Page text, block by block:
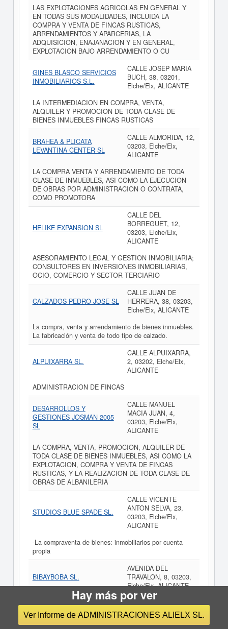
LAS EXPLOTACIONES AGRICOLAS EN GENERAL Y
EN TODAS SUS MODALIDADES, INCLUIDA LA
COMPRA Y VENTA DE FINCAS RUSTICAS,
ARRENDAMIENTOS Y APARCERIAS, LA
ADQUISICION, ENAJANACION Y EN GENERAL,
EXPLOTACION BAJO ARRENDAMIENTO O CU
GINES BLASCO SERVICIOS
INMOBILIARIOS S.L.
CALLE JOSEP MARIA
BUCH, 38, 03201,
Elche/Elx, ALICANTE
LA INTERMEDIACION EN COMPRA, VENTA,
ALQUILER Y PROMOCION DE TODA CLASE DE
BIENES INMUEBLES FINCAS RUSTICAS
BRAHEA & PLICATA
LEVANTINA CENTER SL
CALLE ALMORIDA, 12,
03203, Elche/Elx,
ALICANTE
LA COMPRA VENTA Y ARRENDAMIENTO DE TODA
CLASE DE INMUEBLES, ASI COMO LA EJECUCION
DE OBRAS POR ADMINISTRACION O CONTRATA,
COMO PROMOTORA
HELIKE EXPANSION SL
CALLE DEL
BORREGUET, 12,
03203, Elche/Elx,
ALICANTE
ASESORAMIENTO LEGAL Y GESTION INMOBILIARIA;
CONSULTORES EN INVERSIONES INMOBILIARIAS,
OCIO, COMERCIO Y SECTOR TERCIARIO
CALZADOS PEDRO JOSE SL
CALLE JUAN DE
HERRERA, 38, 03203,
Elche/Elx, ALICANTE
La compra, venta y arrendamiento de bienes inmuebles.
La fabricación y venta de todo tipo de calzado.
ALPUIXARRA SL.
CALLE ALPUIXARRA,
2, 03202, Elche/Elx,
ALICANTE
ADMINISTRACION DE FINCAS
DESARROLLOS Y
GESTIONES JOSMAN 2005
SL
CALLE MANUEL
MACIA JUAN, 4,
03203, Elche/Elx,
ALICANTE
LA COMPRA, VENTA, PROMOCION, ALQUILER DE
TODA CLASE DE BIENES INMUEBLES, ASI COMO LA
EXPLOTACION, COMPRA Y VENTA DE FINCAS
RUSTICAS, Y LA REALIZACION DE TODA CLASE DE
OBRAS DE ALBANILERIA
STUDIOS BLUE SPADE SL.
CALLE VICENTE
ANTON SELVA, 23,
03203, Elche/Elx,
ALICANTE
-La compraventa de bienes: inmobiliarios por cuenta
propia
BIBAYBOBA SL.
AVENIDA DEL
TRAVALON, 8, 03203,
Elche/Elx, ALICANTE
Servicios de intermediación inmobiliaria. Promoción
inmobiliaria de edificaciones. Arrendamiento de bienes
inmuebles. La realización de todo tipo de obras de
Hay más por ver
Ver Informe de ADMINISTRACIONES ALIELX SL.